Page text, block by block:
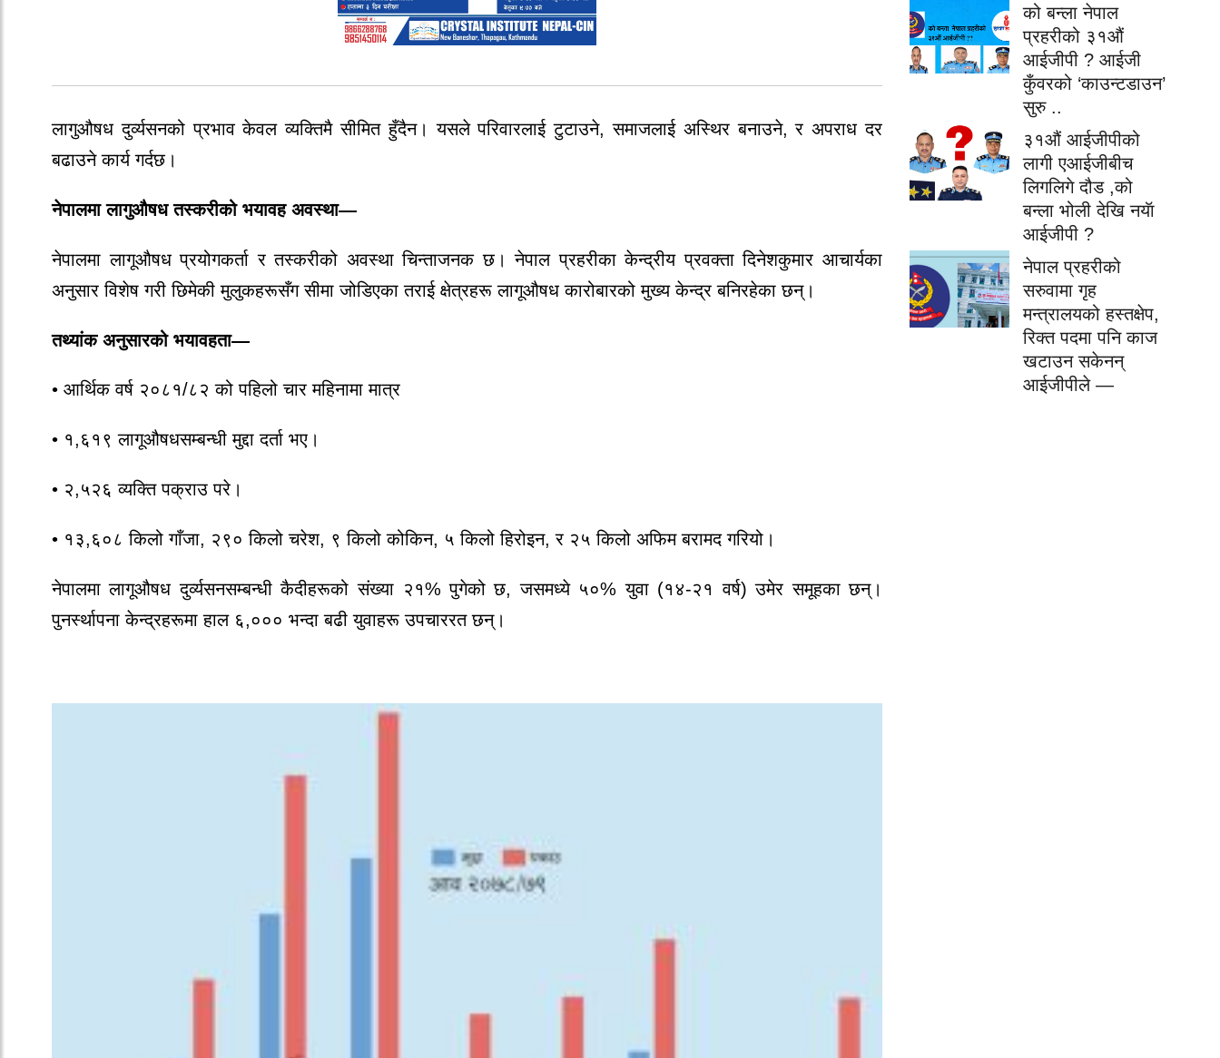
लागुऔषध दुर्व्यसनको प्रभाव केवल व्यक्तिमै सीमित हुँदैन। यसले परिवारलाई टुटाउने, समाजलाई अस्थिर बनाउने, र अपराध दर
बढाउने कार्य गर्दछ।
नेपालमा लागुऔषध तस्करीको भयावह अवस्था—
नेपालमा लागूऔषध प्रयोगकर्ता र तस्करीको अवस्था चिन्ताजनक छ। नेपाल प्रहरीका केन्द्रीय प्रवक्ता दिनेशकुमार आचार्यका
अनुसार विशेष गरी छिमेकी मुलुकहरूसँग सीमा जोडिएका तराई क्षेत्रहरू लागूऔषध कारोबारको मुख्य केन्द्र बनिरहेका छन्।
तथ्यांक अनुसारको भयावहता—
• आर्थिक वर्ष २०८१/८२ को पहिलो चार महिनामा मात्र
• १,६१९ लागूऔषधसम्बन्धी मुद्दा दर्ता भए।
• २,५२६ व्यक्ति पक्राउ परे।
• १३,६०८ किलो गाँजा, २९० किलो चरेश, ९ किलो कोकिन, ५ किलो हिरोइन, र २५ किलो अफिम बरामद गरियो।
नेपालमा लागूऔषध दुर्व्यसनसम्बन्धी कैदीहरूको संख्या २१% पुगेको छ, जसमध्ये ५०% युवा (१४-२१ वर्ष) उमेर समूहका छन्।
पुनर्स्थापना केन्द्रहरूमा हाल ६,००० भन्दा बढी युवाहरू उपचाररत छन्।
को बन्ला नेपाल
प्रहरीको ३१औं
आईजीपी ? आईजी
कुँवरको ‘काउन्टडाउन’
सुरु ..
३१औं आईजीपीको
लागी एआईजीबीच
लिगलिगे दौड ,को
बन्ला भोली देखि नयॅा
आईजीपी ?
नेपाल प्रहरीको
सरुवामा गृह
मन्त्रालयको हस्तक्षेप,
रिक्त पदमा पनि काज
खटाउन सकेनन्
आईजीपीले —